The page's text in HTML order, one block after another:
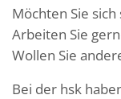
Möchten Sie
Arbeiten Sie
Wollen Sie
Bei der hsk